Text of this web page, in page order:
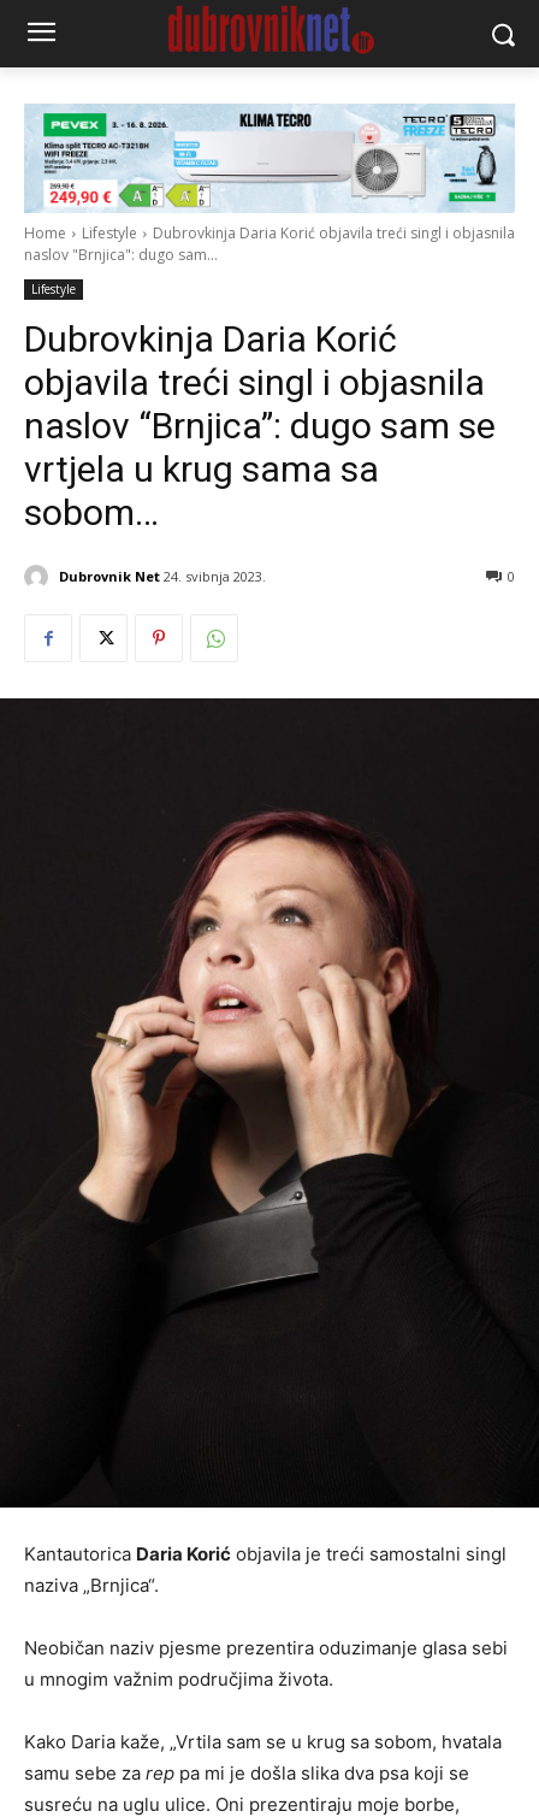
Home Lifestyle
Dubrovkinja Daria Korić objavila treći singl i objasnila
naslov "Brnjica": dugo sam...
Lifestyle
Dubrovkinja Daria Korić
objavila treći singl i objasnila
naslov “Brnjica”: dugo sam se
vrtjela u krug sama sa
sobom…
Dubrovnik Net 24. svibnja 2023. 0
Kantautorica Daria Korić objavila je treći samostalni singl
naziva „Brnjica“.
Neobičan naziv pjesme prezentira oduzimanje glasa sebi
u mnogim važnim područjima života.
Kako Daria kaže, „Vrtila sam se u krug sa sobom, hvatala
samu sebe za rep pa mi je došla slika dva psa koji se
susreću na uglu ulice. Oni prezentiraju moje borbe,